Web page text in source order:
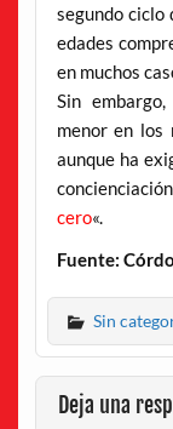
segundo ciclo
edades
en muchos
Sin
menor en los
aunque ha
cero«.
Fuente:
Sin
Deja una